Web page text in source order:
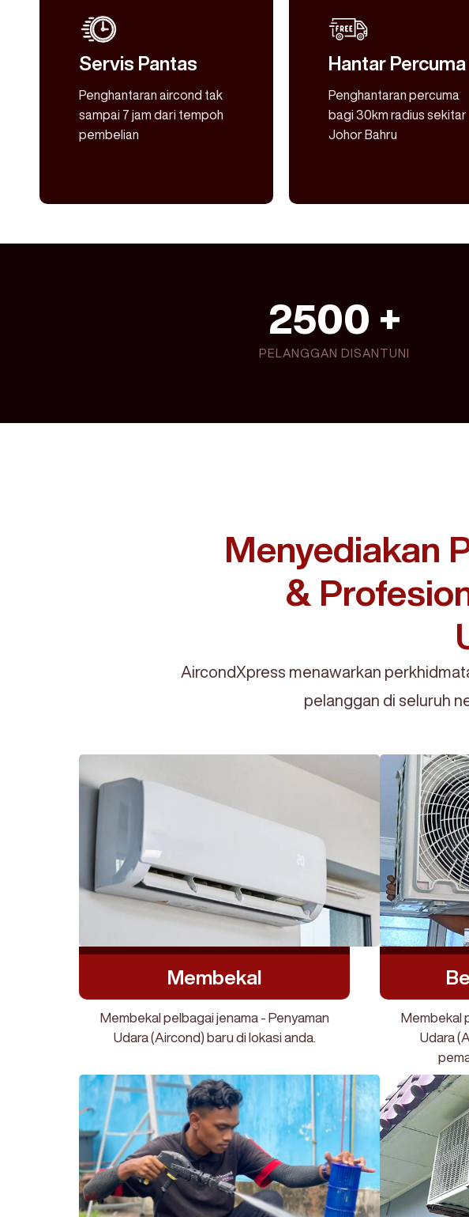
Servis Pantas
Penghantaran aircond tak
sampai 7 jam dari tempoh
pembelian
Hantar Percuma
Penghantaran percuma
bagi 30km radius sekitar
Johor Bahru
PELANGGAN DISANTUNI
2500 +
Menyediakan
&
AircondXpress menawarkan
pelanggan di seluruh
Membekal
Membekal pelbagai jenama - Penyaman
Udara (Aircond) baru di lokasi anda.
Membekal
Udara